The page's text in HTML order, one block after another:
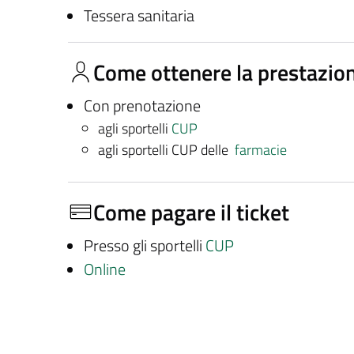
Tessera sanitaria
Come ottenere la
Con prenotazione
agli sportelli CUP
agli sportelli CUP delle farmacie
Come pagare il ticket
Presso gli sportelli CUP
Online